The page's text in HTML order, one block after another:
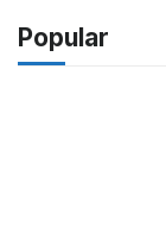
Popular